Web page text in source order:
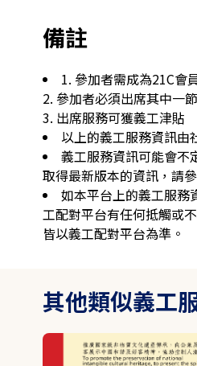
備註
1. 參加者需成為21C會
2. 參加者必須出席其中一
3. 出席服務可獲義工津貼
以上的義工服務資訊由
義工服務資訊可能會不
取得最新版本的資訊，請
如本平台上的義工服務
工配對平台有任何抵觸或
皆以義工配對平台為準。
其他類似義工